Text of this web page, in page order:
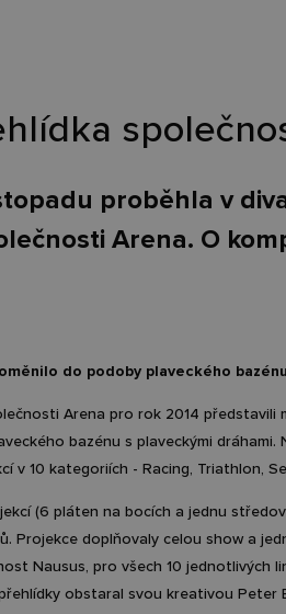
proběhla v
Arena. O
do podoby plaveckého bazénu
Arena pro rok 2014 představili
bazénu s plaveckými
v 10 kategoriích - Racing, Triathlon,
(6 pláten na bocích a jednu
Projekce doplňovaly celou show a
Nausus, pro všech 10 jednotlivých
obstaral svou kreativou Peter